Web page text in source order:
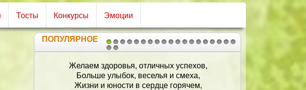
Тосты Конкурсы Эмоции
1 2
2021
ПОПУЛЯРНОЕ
Папа мой, ты самый сильный,
Добрый, милый и родной!
Я скажу тебе спасибо,